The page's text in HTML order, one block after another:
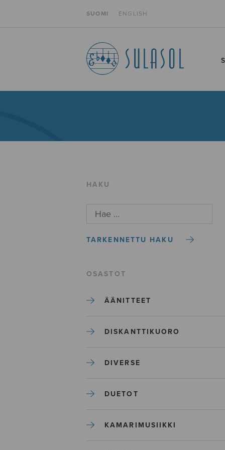
SUOMI ENGLISH
HAKU
TARKENNETTU HAKU
OSASTOT
ÄÄNITTEET
DISKANTTIKUORO
DIVERSE
DUETOT
KAMARIMUSIIKKI